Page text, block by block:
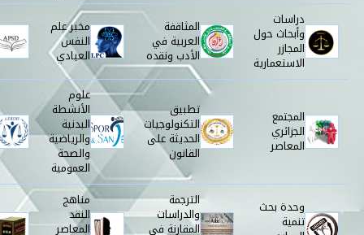
دراسات
وأبحاث حول
المجازر
الاستعمارية
المثاقفة
العربية في
الأدب ونقده
مخبر علم
النفس
العيادي
المجتمع
الجزائري
المعاصر
تطبيق
التكنولوجيات
الحديثة على
القانون
علوم
الأنشطة
البدنية
والرياضية
والصحة
العمومية
وحدة بحث
تنمية
الترجمة
والدراسات
المقارنة في
مناهج
النقد
المعاصر